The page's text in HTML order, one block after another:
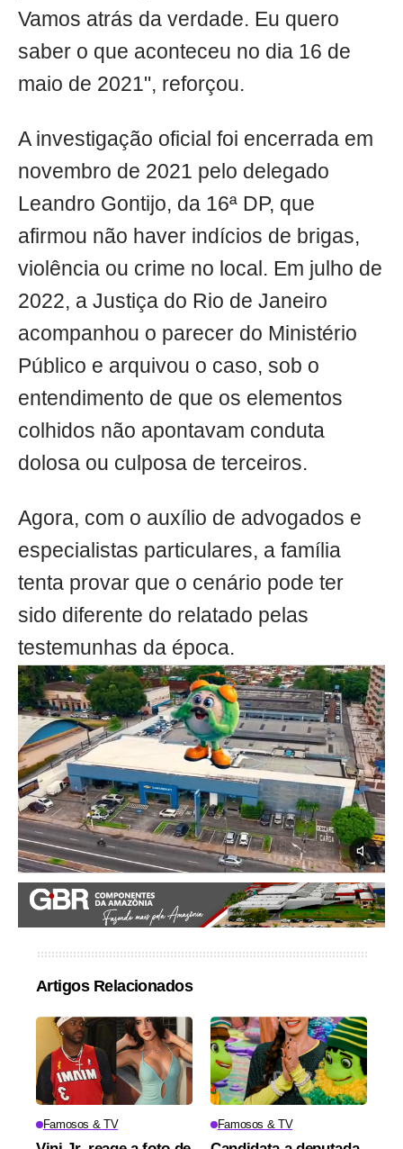
Vamos atrás da verdade. Eu quero
saber o que aconteceu no dia 16 de
maio de 2021", reforçou.
A investigação oficial foi encerrada em
novembro de 2021 pelo delegado
Leandro Gontijo, da 16ª DP, que
afirmou não haver indícios de brigas,
violência ou crime no local. Em julho de
2022, a Justiça do Rio de Janeiro
acompanhou o parecer do Ministério
Público e arquivou o caso, sob o
entendimento de que os elementos
colhidos não apontavam conduta
dolosa ou culposa de terceiros.
Agora, com o auxílio de advogados e
especialistas particulares, a família
tenta provar que o cenário pode ter
sido diferente do relatado pelas
testemunhas da época.
Artigos Relacionados
Famosos & TV Famosos & TV